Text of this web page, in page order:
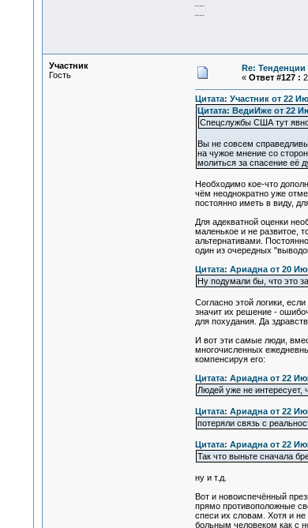
Участник
Гость
Re:
« Ответ #127 :
Цитата: Участник от 22
Цитата: ВедиИже от 22
Спецслужбы США тут явно
Вы не совсем
на чужое мнение со
молиться за спасение её
Необходимо кое-что
чём неоднократно уже
постоянно иметь в виду,
Для адекватной оценки
маленькое и не развитое,
альтернативами.
один из очередных
Цитата: Ариадна от 20
Ну подумали бы, что это
Согласно этой логики,
значит их решение -
для похудания. Да
И вот эти самые люди,
многочисленных
компенсируя его:
Цитата: Ариадна от 22
Людей уже не
Цитата: Ариадна от 22
потеряли связь с
Цитата: Ариадна от 22
Так что выньте сначала
ну и т.д.
Вот и новоиспечённый
прямо противоположные
спеси их словам. Хотя и не
больным человеком как с